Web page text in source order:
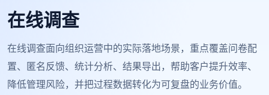
在线调查
在线调查面向组织运营中的实际落地场景，重点覆盖问卷配
置、匿名反馈、统计分析、结果导出，帮助客户提升效率、
降低管理风险，并把过程数据转化为可复盘的业务价值。